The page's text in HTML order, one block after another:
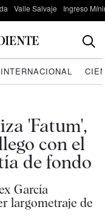
Valle Salvaje Ingreso
INTERNACIONAL
'Fatum',
con el
de fondo
García
largometraje de